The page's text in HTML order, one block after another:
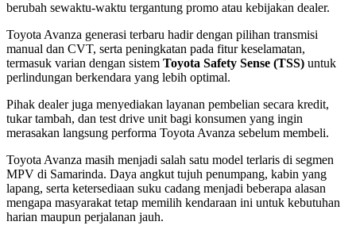
berubah sewaktu-waktu tergantung promo atau kebijakan dealer.
Toyota Avanza generasi terbaru hadir dengan pilihan transmisi
manual dan CVT, serta peningkatan pada fitur keselamatan,
termasuk varian dengan sistem Toyota Safety Sense (TSS) untuk
perlindungan berkendara yang lebih optimal.
Pihak dealer juga menyediakan layanan pembelian secara kredit,
tukar tambah, dan test drive unit bagi konsumen yang ingin
merasakan langsung performa Toyota Avanza sebelum membeli.
Toyota Avanza masih menjadi salah satu model terlaris di segmen
MPV di Samarinda. Daya angkut tujuh penumpang, kabin yang
lapang, serta ketersediaan suku cadang menjadi beberapa alasan
mengapa masyarakat tetap memilih kendaraan ini untuk kebutuhan
harian maupun perjalanan jauh.